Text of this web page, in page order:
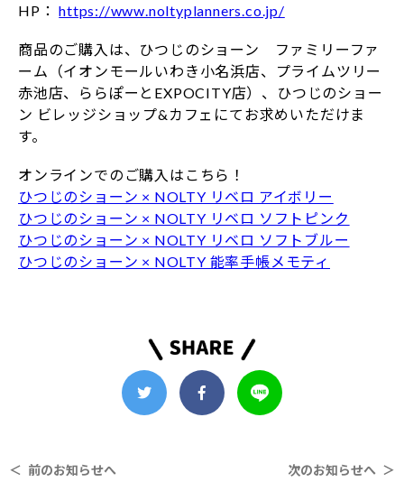
HP：https://www.noltyplanners.co.jp/
商品のご購入は、ひつじのショーン ファミリーファ
ーム（イオンモールいわき小名浜店、プライムツリー
赤池店、ららぽーとEXPOCITY店）、ひつじのショー
ン ビレッジショップ&カフェにてお求めいただけま
す。
オンラインでのご購入はこちら！
ひつじのショーン × NOLTY リベロ アイボリー
ひつじのショーン × NOLTY リベロ ソフトピンク
ひつじのショーン × NOLTY リベロ ソフトブルー
ひつじのショーン × NOLTY 能率手帳メモティ
＜ 前のお知らせへ 次のお知らせへ ＞